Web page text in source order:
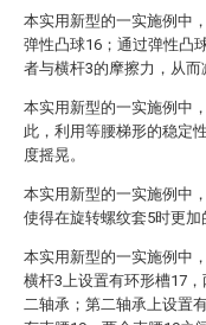
本实用新型的一实施例中
弹性凸球16；通过弹性凸
者与横杆3的摩擦力，从而
本实用新型的一实施例中
此，利用等腰梯形的稳定
度摇晃。
本实用新型的一实施例中
使得在旋转螺纹套5时更加
本实用新型的一实施例中
横杆3上设置有环形槽17
二轴承；第二轴承上设置